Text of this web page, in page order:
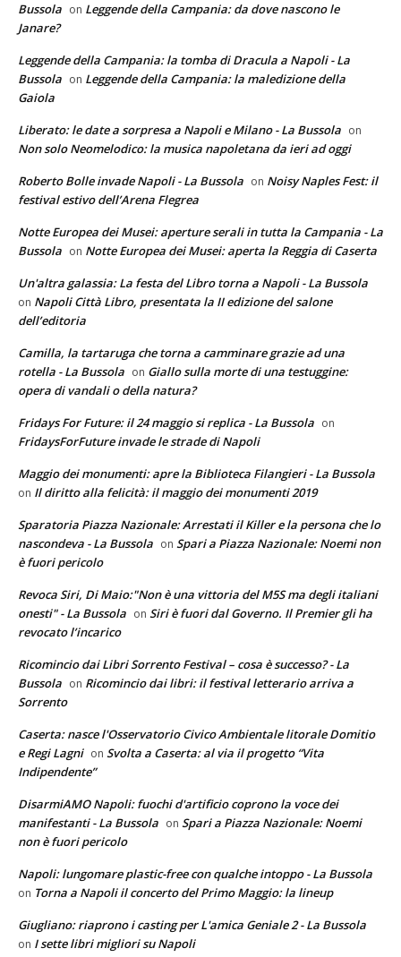
Bussola on Leggende della Campania: da dove nascono le
Janare?
Leggende della Campania: la tomba di Dracula a Napoli - La
Bussola on Leggende della Campania: la maledizione della
Gaiola
Liberato: le date a sorpresa a Napoli e Milano - La Bussola on
Non solo Neomelodico: la musica napoletana da ieri ad oggi
Roberto Bolle invade Napoli - La Bussola on Noisy Naples Fest: il
festival estivo dell’Arena Flegrea
Notte Europea dei Musei: aperture serali in tutta la Campania - La
Bussola on Notte Europea dei Musei: aperta la Reggia di Caserta
Un'altra galassia: La festa del Libro torna a Napoli - La Bussola
on Napoli Città Libro, presentata la II edizione del salone
dell’editoria
Camilla, la tartaruga che torna a camminare grazie ad una
rotella - La Bussola on Giallo sulla morte di una testuggine:
opera di vandali o della natura?
Fridays For Future: il 24 maggio si replica - La Bussola on
FridaysForFuture invade le strade di Napoli
Maggio dei monumenti: apre la Biblioteca Filangieri - La Bussola
on Il diritto alla felicità: il maggio dei monumenti 2019
Sparatoria Piazza Nazionale: Arrestati il Killer e la persona che lo
nascondeva - La Bussola on Spari a Piazza Nazionale: Noemi non
è fuori pericolo
Revoca Siri, Di Maio:"Non è una vittoria del M5S ma degli italiani
onesti" - La Bussola on Siri è fuori dal Governo. Il Premier gli ha
revocato l’incarico
Ricomincio dai Libri Sorrento Festival – cosa è successo? - La
Bussola on Ricomincio dai libri: il festival letterario arriva a
Sorrento
Caserta: nasce l'Osservatorio Civico Ambientale litorale Domitio
e Regi Lagni on Svolta a Caserta: al via il progetto “Vita
Indipendente”
DisarmiAMO Napoli: fuochi d'artificio coprono la voce dei
manifestanti - La Bussola on Spari a Piazza Nazionale: Noemi
non è fuori pericolo
Napoli: lungomare plastic-free con qualche intoppo - La Bussola
on Torna a Napoli il concerto del Primo Maggio: la lineup
Giugliano: riaprono i casting per L'amica Geniale 2 - La Bussola
on I sette libri migliori su Napoli